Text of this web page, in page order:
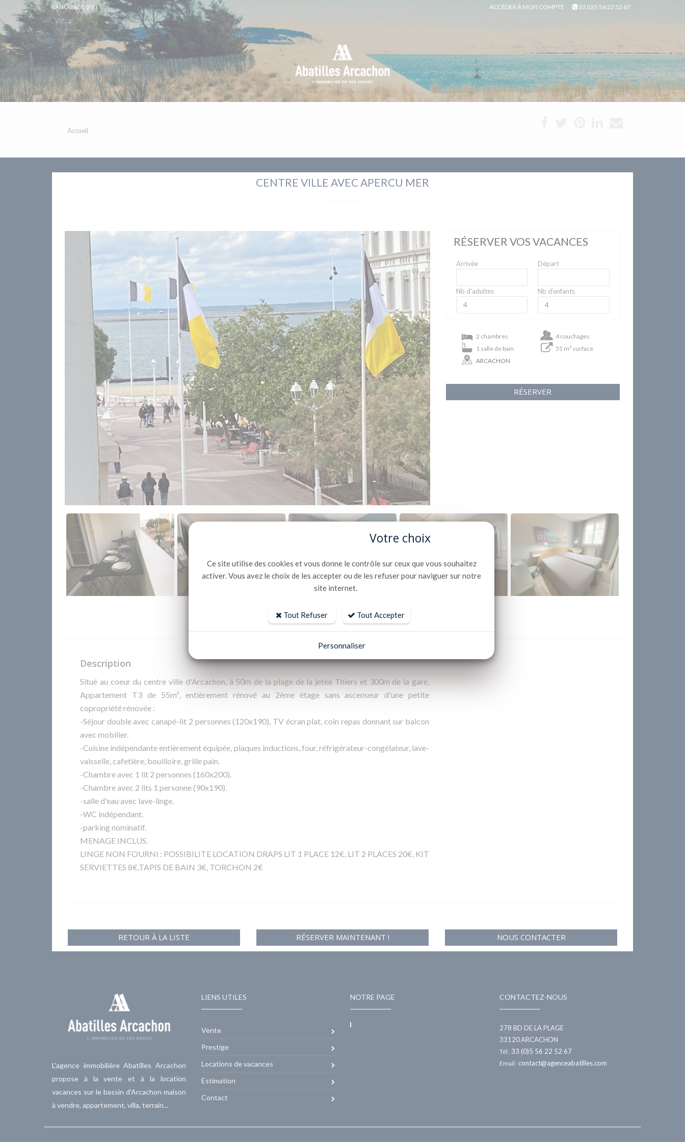
LANGUAGE (FR) ACCÉDER À MON COMPTE 33 (0)5 56 22 52 67
Accueil
CENTRE VILLE AVEC APERCU MER
RÉSERVER VOS VACANCES
Arrivée Départ
Nb d'adultes Nb d'enfants
2 chambres
4 couchages
1 salle de bain
55 m² surface
ARCACHON
RÉSERVER
Description
Situé au coeur du centre ville d'Arcachon, à 50m de la plage de la jetée Thiers et 300m de la gare,
Appartement T3 de 55m², entièrement rénové au 2ème étage sans ascenseur d'une petite
copropriété rénovée :
-Séjour double avec canapé-lit 2 personnes (120x190), TV écran plat, coin repas donnant sur balcon
avec mobilier.
-Cuisine indépendante entièrement équipée, plaques inductions, four, réfrigérateur-congélateur, lave-
vaisselle, cafetière, bouilloire, grille pain.
-Chambre avec 1 lit 2 personnes (160x200).
-Chambre avec 2 lits 1 personne (90x190).
-salle d'eau avec lave-linge.
-WC indépendant.
-parking nominatif.
MENAGE INCLUS.
LINGE NON FOURNI : POSSIBILITE LOCATION DRAPS LIT 1 PLACE 12€, LIT 2 PLACES 20€, KIT
SERVIETTES 8€,TAPIS DE BAIN 3€, TORCHON 2€
RETOUR À LA LISTE RÉSERVER MAINTENANT ! NOUS CONTACTER
L'agence immobilière Abatilles Arcachon
propose à la vente et à la location
vacances sur le bassin d'Arcachon maison
à vendre, appartement, villa, terrain...
LIENS UTILES
Vente
Prestige
Locations de vacances
Estimation
Contact
NOTRE PAGE CONTACTEZ-NOUS
278 BD DE LA PLAGE
33120ARCACHON
Tél : 33 (0)5 56 22 52 67
Email : contact@agenceabatilles.com
Votre choix
Ce site utilise des cookies et vous donne le contrôle sur ceux que vous souhaitez
activer. Vous avez le choix de les accepter ou de les refuser pour naviguer sur notre
site internet.
Tout Refuser Tout Accepter
Personnaliser